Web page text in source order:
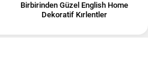
Birbirinden Güzel English Home
Dekoratif Kırlentler